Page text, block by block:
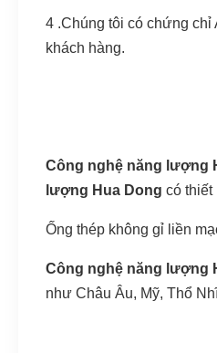
4 .Chúng tôi có chứng chỉ
khách hàng.
Công nghệ năng lượng
lượng Hua Dong có thiết
Ống thép không gỉ liền
Công nghệ năng lượng
như Châu Âu, Mỹ, Thổ